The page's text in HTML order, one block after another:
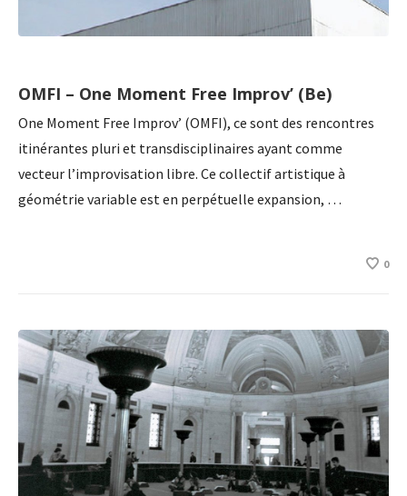
OMFI – One Moment Free Improv’ (Be)
One Moment Free Improv’ (OMFI), ce sont des rencontres
itinérantes pluri et transdisciplinaires ayant comme
vecteur l’improvisation libre. Ce collectif artistique à
géométrie variable est en perpétuelle expansion, …
0